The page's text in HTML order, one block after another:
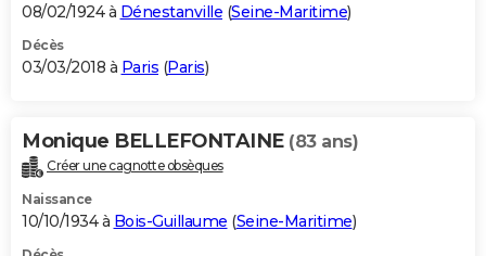
08/02/1924 à Dénestanville (Seine-Maritime)
Décès
03/03/2018 à Paris (Paris)
Monique BELLEFONTAINE (83 ans)
Créer une cagnotte obsèques
Naissance
10/10/1934 à Bois-Guillaume (Seine-Maritime)